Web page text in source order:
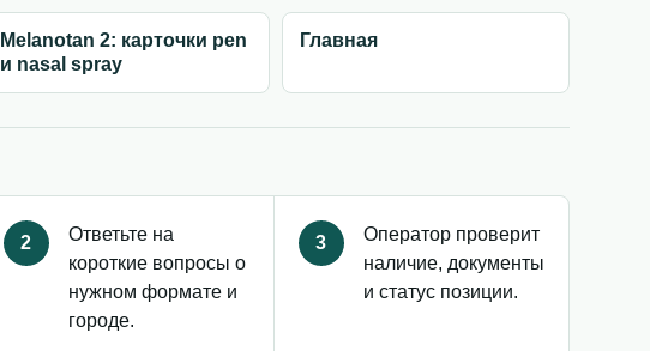
Melanotan 2: карточки pen
и nasal spray
Главная
2
Ответьте на
короткие вопросы о
нужном формате и
городе.
3
Оператор проверит
наличие, документы
и статус позиции.